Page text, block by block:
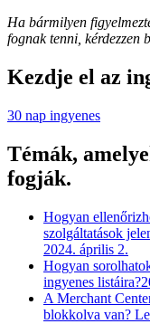
Ha bármilyen
fognak tenni, kérdezzen
Kezdje el az
30 nap ingyenes
Témák,
fogják.
Hogyan
szolgáltatások
2024. április 2.
Hogyan
ingyenes listáira?
A Merchant
blokkolva van?